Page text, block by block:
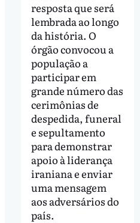
resposta que será
lembrada ao longo
da história. O
órgão convocou a
população a
participar em
grande número das
cerimônias de
despedida, funeral
e sepultamento
para demonstrar
apoio à liderança
iraniana e enviar
uma mensagem
aos adversários do
país.